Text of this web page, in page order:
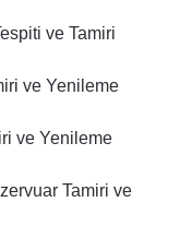
ve Tamiri
ve Yenileme
ve Yenileme
Tamiri ve